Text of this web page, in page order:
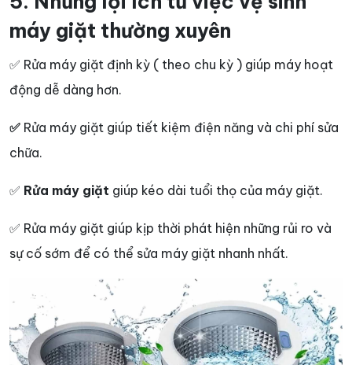
máy giặt thường xuyên
✅ Rửa máy giặt định kỳ ( theo chu kỳ ) giúp máy hoạt
động dễ dàng hơn.
✅ Rửa máy giặt giúp tiết kiệm điện năng và chi phí sửa
chữa.
✅ Rửa máy giặt giúp kéo dài tuổi thọ của máy giặt.
✅ Rửa máy giặt giúp kịp thời phát hiện những rủi ro và
sự cố sớm để có thể sửa máy giặt nhanh nhất.